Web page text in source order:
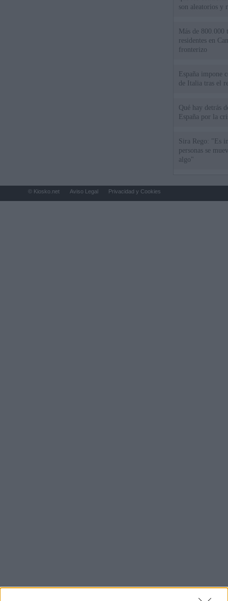
son aleatorios y
Más de 800.000
residentes en
fronterizo
España impone
de Italia tras el
Qué hay detrás
España por la
Sira Rego: "Es
personas se
algo"
© Kiosko.net Aviso Legal Privacidad y Cookies